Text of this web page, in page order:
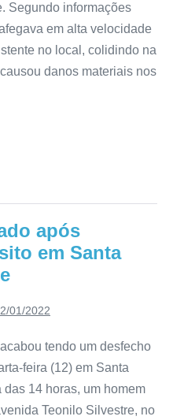
Segundo informações
em alta velocidade
no local, colidindo na
danos materiais nos
após
em Santa
01/2022
tendo um desfecho
feira (12) em Santa
14 horas, um homem
Teonilo Silvestre, no